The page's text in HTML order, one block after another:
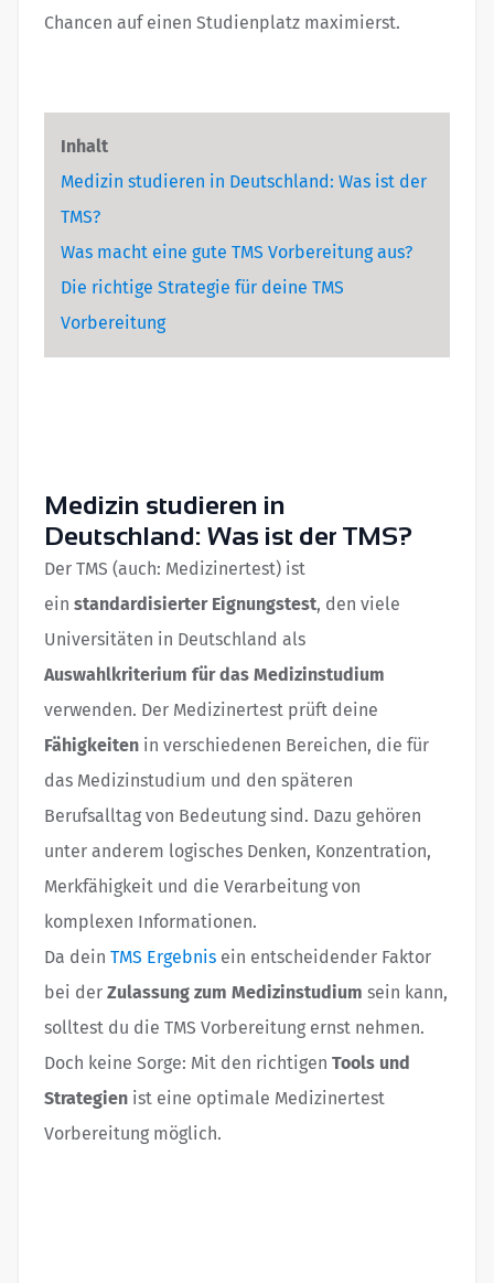
Chancen auf einen Studienplatz maximierst.
Inhalt
Medizin studieren in Deutschland: Was ist der
TMS?
Was macht eine gute TMS Vorbereitung aus?
Die richtige Strategie für deine TMS
Vorbereitung
Medizin studieren in
Deutschland: Was ist der TMS?
Der TMS (auch: Medizinertest) ist
ein standardisierter Eignungstest, den viele
Universitäten in Deutschland als
Auswahlkriterium für das Medizinstudium
verwenden. Der Medizinertest prüft deine
Fähigkeiten in verschiedenen Bereichen, die für
das Medizinstudium und den späteren
Berufsalltag von Bedeutung sind. Dazu gehören
unter anderem logisches Denken, Konzentration,
Merkfähigkeit und die Verarbeitung von
komplexen Informationen.
Da dein TMS Ergebnis ein entscheidender Faktor
bei der Zulassung zum Medizinstudium sein kann,
solltest du die TMS Vorbereitung ernst nehmen.
Doch keine Sorge: Mit den richtigen Tools und
Strategien ist eine optimale Medizinertest
Vorbereitung möglich.